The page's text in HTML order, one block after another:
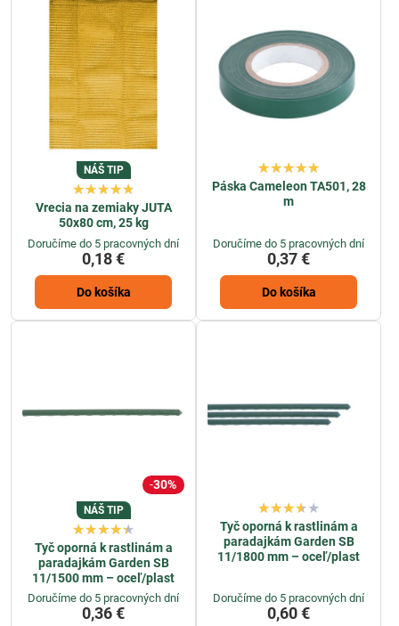
NÁŠ TIP
Vrecia na zemiaky JUTA
50x80 cm, 25 kg
Doručíme do 5 pracovných dní
0,18 €
Do košíka
Páska Cameleon TA501, 28
m
Doručíme do 5 pracovných dní
0,37 €
Do košíka
30%
NÁŠ TIP
Tyč oporná k rastlinám a
paradajkám Garden SB
11/1500 mm – oceľ/plast
Doručíme do 5 pracovných dní
0,36 €
Tyč oporná k rastlinám a
paradajkám Garden SB
11/1800 mm – oceľ/plast
Doručíme do 5 pracovných dní
0,60 €